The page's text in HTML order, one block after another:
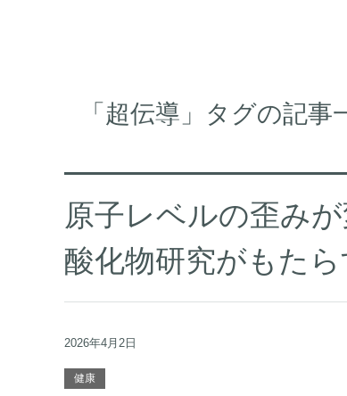
「超伝導」タグの記事
原子レベルの歪み
酸化物研究がもた
2026年4月2日
健康